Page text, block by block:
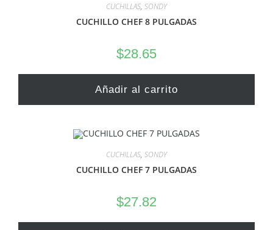
CUCHILLAS, SONDY
CUCHILLO CHEF 8 PULGADAS
$28.65
Añadir al carrito
CUCHILLAS, SONDY
CUCHILLO CHEF 7 PULGADAS
$27.82